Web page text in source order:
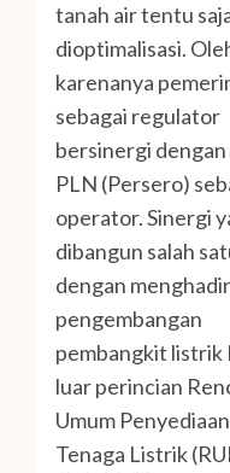
tanah air tentu
dioptimalisasi.
karenanya
sebagai regulator
bersinergi dengan
PLN (Persero)
operator. Sinergi
dibangun salah
dengan
pengembangan
pembangkit listrik
luar perincian
Umum Penyediaan
Tenaga Listrik